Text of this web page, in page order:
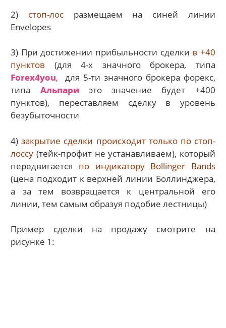
2) стоп-лосразмещаем на синей линии
Envelopes
3) При достижении прибыльности сделки в +40
пунктов (для 4-х значного брокера, типа
Forex4you, для 5-ти значного брокера форекс,
типа Альпари это значение будет +400
пунктов), переставляем сделку в уровень
безубыточности
4)закрытие сделки происходит только по стоп-
лоссу (тейк-профит не устанавливаем), который
передвигается по индикатору Bollinger Bands
(цена подходит к верхней линии Боллинджера,
а за тем возвращается к центральной его
линии, тем самым образуя подобие лестницы)
Пример сделки на продажу смотрите на
рисунке 1: